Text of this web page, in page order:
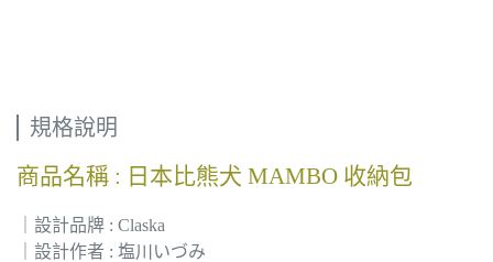
規格說明
商品名稱 : 日本比熊犬 MAMBO 收納包
｜設計品牌 : Claska
｜設計作者 : 塩川いづみ